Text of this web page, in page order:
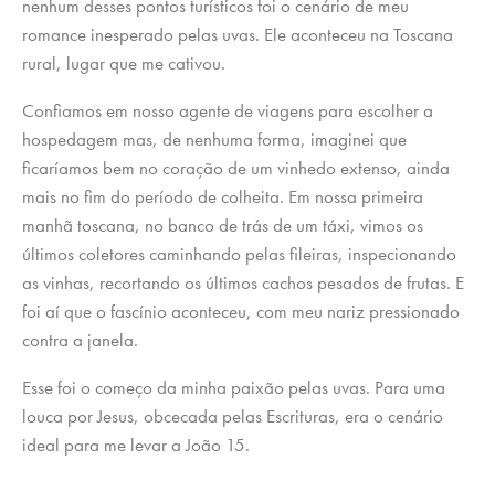
nenhum desses pontos turísticos foi o cenário de meu
romance inesperado pelas uvas. Ele aconteceu na Toscana
rural, lugar que me cativou.
Confiamos em nosso agente de viagens para escolher a
hospedagem mas, de nenhuma forma, imaginei que
ficaríamos bem no coração de um vinhedo extenso, ainda
mais no fim do período de colheita. Em nossa primeira
manhã toscana, no banco de trás de um táxi, vimos os
últimos coletores caminhando pelas fileiras, inspecionando
as vinhas, recortando os últimos cachos pesados ​​de frutas. E
foi aí que o fascínio aconteceu, com meu nariz pressionado
contra a janela.
Esse foi o começo da minha paixão pelas uvas. Para uma
louca por Jesus, obcecada pelas Escrituras, era o cenário
ideal para me levar a João 15.